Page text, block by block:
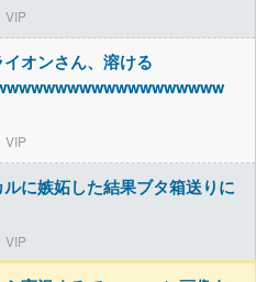
VIP
イオンさん、溶ける
VIP
に嫉妬した結果ブタ箱送りに
VIP